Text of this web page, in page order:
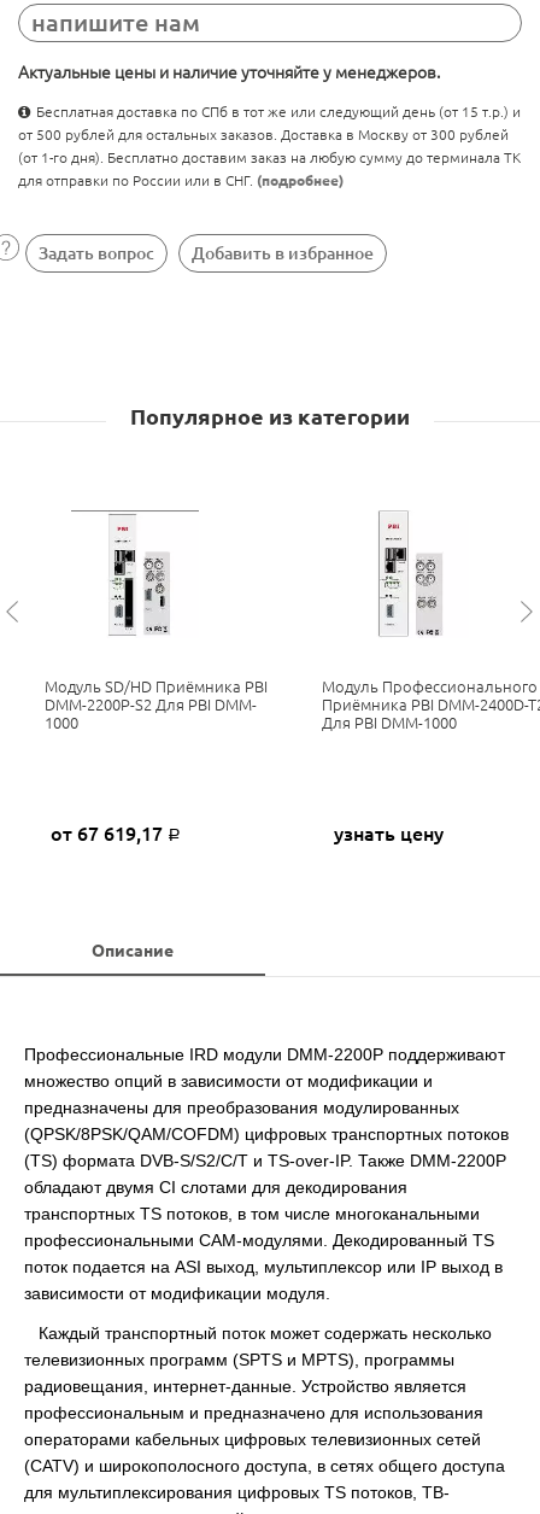
напишите нам
Актуальные цены и наличие уточняйте у менеджеров.
Бесплатная доставка по СПб в тот же или следующий день (от 15 т.р.) и
от 500 рублей для остальных заказов. Доставка в Москву от 300 рублей
(от 1-го дня). Бесплатно доставим заказ на любую сумму до терминала ТК
для отправки по России или в СНГ. (подробнее)
Задать вопрос Добавить в избранное
Популярное из категории
Модуль SD/HD Приёмника PBI
DMM-2200P-S2 Для PBI DMM-
1000
от 67 619,17 Р
Модуль Профессионального
Приёмника PBI DMM-2400D-
Для PBI DMM-1000
узнать цену
Описание
Профессиональные IRD модули DMM-2200P поддерживают
множество опций в зависимости от модификации и
предназначены для преобразования модулированных
(QPSK/8PSK/QAM/COFDM) цифровых транспортных потоков
(TS) формата DVB-S/S2/C/T и TS-over-IP. Также DMM-2200P
обладают двумя CI слотами для декодирования
транспортных TS потоков, в том числе многоканальными
профессиональными CAM-модулями. Декодированный TS
поток подается на ASI выход, мультиплексор или IP выход в
зависимости от модификации модуля.
Каждый транспортный поток может содержать несколько
телевизионных программ (SPTS и MPTS), программы
радиовещания, интернет-данные. Устройство является
профессиональным и предназначено для использования
операторами кабельных цифровых телевизионных сетей
(CATV) и широкополосного доступа, в сетях общего доступа
для мультиплексирования цифровых TS потоков, ТВ-